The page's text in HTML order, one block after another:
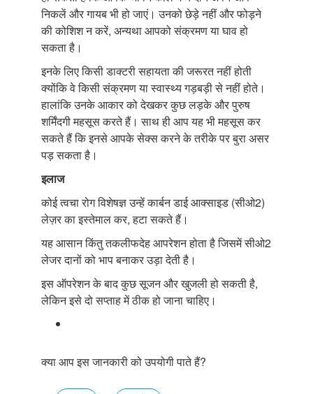
निकलें और गायब भी हो जाएं। उनको छेड़े नहीं और फोड़ने
की कोशिश न करें, अन्यथा आपको संक्रमण या घाव हो
सकता है।
इनके लिए किसी डाक्टरी सहायता की जरूरत नहीं होती
क्योंकि वे किसी संक्रमण या स्वास्थ्य गड़बड़ी से नहीं होते।
हालांकि उनके आकार को देखकर कुछ लड़के और पुरुष
शर्मिंदगी महसूस करते हैं। साथ ही आप यह भी महसूस कर
सकते हैं कि इनसे आपके सेक्स करने के तरीके पर बुरा असर
पड़ सकता है।
इलाज
कोई त्वचा रोग विशेषज्ञ उन्हें कार्बन डाई आक्साइड (सीओ2)
लेज़र का इस्तेमाल कर, हटा सकते हैं।
यह आसान किंतु तकलीफदेह आपरेशन होता है जिसमें सीओ2
लेजर दानों को भाप बनाकर उड़ा देती है।
इस ऑपरेशन के बाद कुछ सूजन और खुजली हो सकती है,
लेकिन इसे दो सप्ताह में ठीक हो जाना चाहिए।
क्या आप इस जानकारी को उपयोगी पाते हैं?